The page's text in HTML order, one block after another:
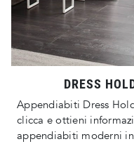
DRESS
Appendiabiti Dress
clicca e ottieni
appendiabiti moderni